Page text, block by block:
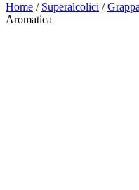
Home / Superalcolici /Grappa
Aromatica